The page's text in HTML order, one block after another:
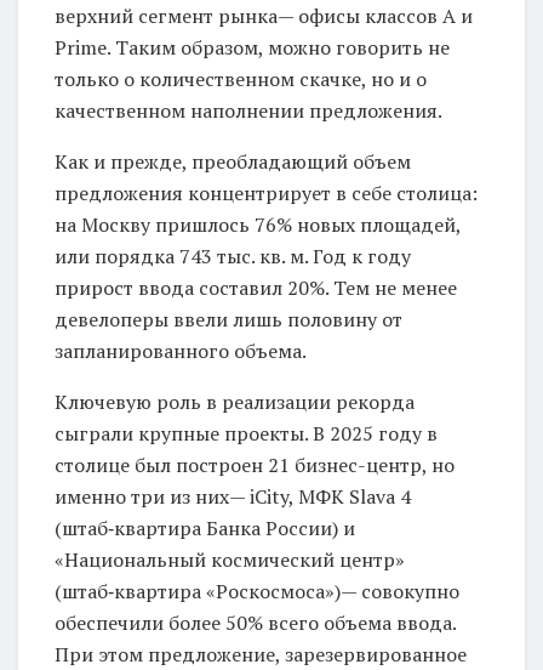
верхний сегмент рынка— офисы классов А и
Prime. Таким образом, можно говорить не
только о количественном скачке, но и о
качественном наполнении предложения.
Как и прежде, преобладающий объем
предложения концентрирует в себе столица:
на Москву пришлось 76% новых площадей,
или порядка 743 тыс. кв. м. Год к году
прирост ввода составил 20%. Тем не менее
девелоперы ввели лишь половину от
запланированного объема.
Ключевую роль в реализации рекорда
сыграли крупные проекты. В 2025 году в
столице был построен 21 бизнес-центр, но
именно три из них— iCity, МФК Slava 4
(штаб‑квартира Банка России) и
«Национальный космический центр»
(штаб‑квартира «Роскосмоса»)— совокупно
обеспечили более 50% всего объема ввода.
При этом предложение, зарезервированное